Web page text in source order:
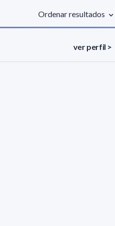
Ordenar resultados
ver perfil >